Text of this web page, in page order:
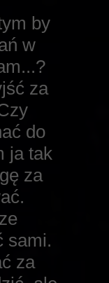
by
w
za
do
ja tak
za
sami.
za